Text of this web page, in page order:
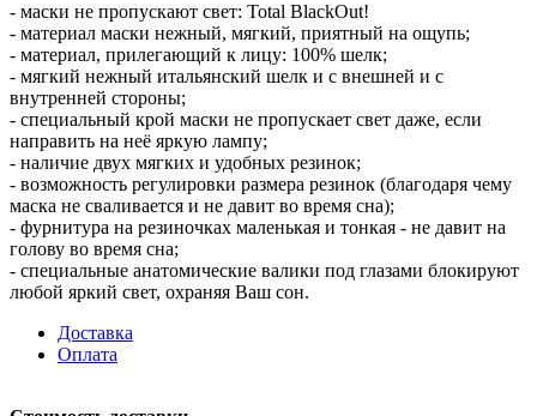
- маски не пропускают свет: Total BlackOut!
- материал маски нежный, мягкий, приятный на ощупь;
- материал, прилегающий к лицу: 100% шелк;
- мягкий нежный итальянский шелк и с внешней и с
внутренней стороны;
- специальный крой маски не пропускает свет даже, если
направить на неё яркую лампу;
- наличие двух мягких и удобных резинок;
- возможность регулировки размера резинок (благодаря чему
маска не сваливается и не давит во время сна);
- фурнитура на резиночках маленькая и тонкая - не давит на
голову во время сна;
- специальные анатомические валики под глазами блокируют
любой яркий свет, охраняя Ваш сон.
Доставка
Оплата